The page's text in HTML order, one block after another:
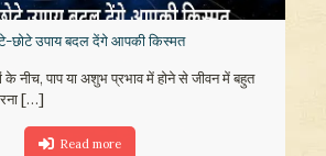
छोटे उपाय बदल देंगे आपकी किस्मत
के नीच, पाप या अशुभ प्रभाव में होने से जीवन में बहुत
[…]
Read more